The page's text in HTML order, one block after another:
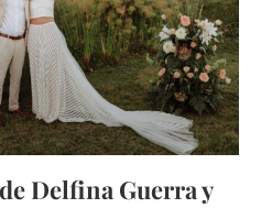
Delfina Guerra y